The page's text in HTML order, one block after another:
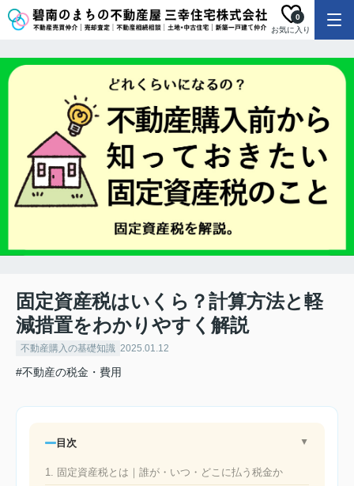
お気に入り
0
固定資産税はいくら？計算方法と軽
減措置をわかりやすく解説
不動産購入の基礎知識 2025.01.12
#不動産の税金・費用
目次 ▲
1. 固定資産税とは｜誰が・いつ・どこに払う税金か